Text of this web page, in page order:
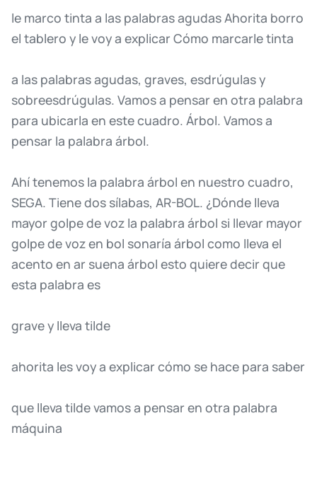
le marco tinta a las palabrasagudasAhorita borro
el tablero y levoya explicar Cómo marcarletinta
a las palabrasagudas, graves, esdrúgulasy
sobreesdrúgulas. Vamosa pensar en otra palabra
para ubicarla en estecuadro. Árbol. Vamosa
pensar la palabra árbol.
Ahítenemos la palabra árbol en nuestro cuadro,
SEGA. Tienedos sílabas, AR-BOL. ¿Dónde lleva
mayor golpedevoz la palabra árbol si llevar mayor
golpedevozen bol sonaría árbol como lleva el
acento en ar suena árbol esto quieredecir que
esta palabra es
gravey lleva tilde
ahorita lesvoya explicar cómo se hace para saber
que lleva tildevamosa pensar en otra palabra
máquina